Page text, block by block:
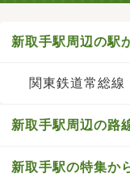
新取手駅周辺の駅
関東鉄道常総線
新取手駅周辺の路
新取手駅の特集か